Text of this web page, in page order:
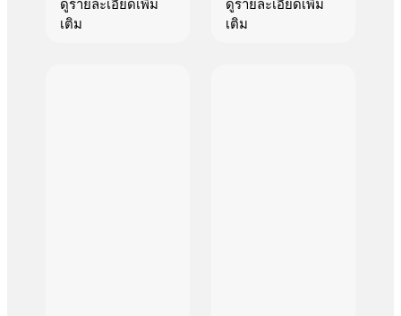
ดูรายละเอียดเพิ่ม
เติม
ดูรายละเอียดเพิ่ม
เติม